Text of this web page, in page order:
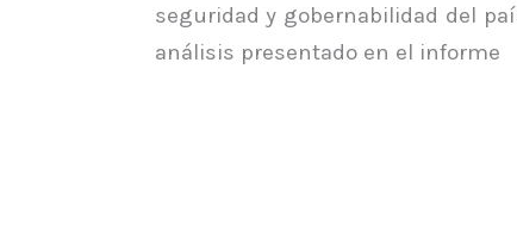
seguridad y gobernabilidad del
análisis presentado en el informe